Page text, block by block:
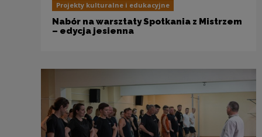
Projekty kulturalne i edukacyjne
Nabór na warsztaty Spotkania z Mistrzem
– edycja jesienna